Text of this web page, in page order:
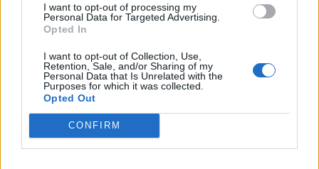
I want to opt-out of processing my
Personal Data for Targeted Advertising.
Opted In
I want to opt-out of Collection, Use,
Retention, Sale, and/or Sharing of my
Personal Data that Is Unrelated with the
Purposes for which it was collected.
Opted Out
CONFIRM
ΕΛΛΑΔΑ 24.02.2026 12:11
ΒΑΣΩ ΠΑΛΑΙΟΥ
ΣτΕ: Αντισυνταγματικές οι περικοπές
αποδοχών των δημοσίων υπαλλήλων
του υπουργείου Εξωτερικών
X